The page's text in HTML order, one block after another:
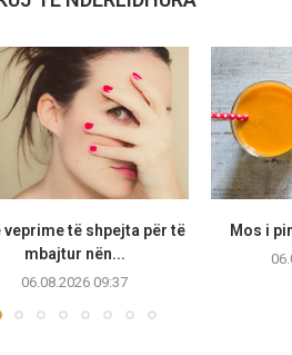
veprime të shpejta për të
mbajtur nën...
06.08.2026 09:37
Mos i